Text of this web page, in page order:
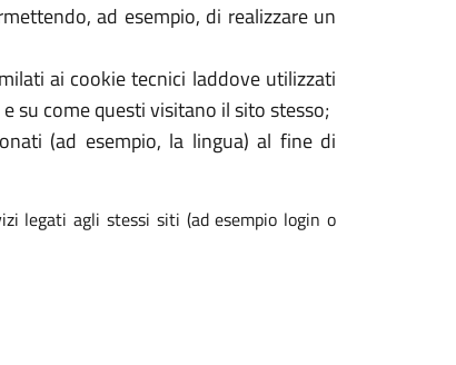
ad esempio, di realizzare un
ai cookie tecnici laddove utilizzati
su come questi visitano il sito stesso;
(ad esempio, la lingua) al fine di
legati agli stessi siti (ad esempio login o